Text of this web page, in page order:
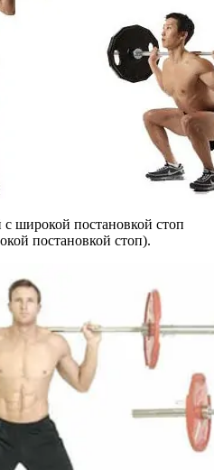
широкой постановкой стоп
постановкой стоп).